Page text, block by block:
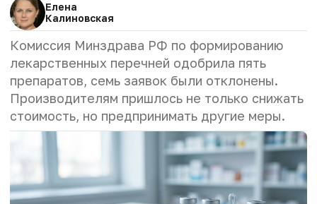
Елена
Калиновская
Комиссия Минздрава РФ по формированию
лекарственных перечней одобрила пять
препаратов, семь заявок были отклонены.
Производителям пришлось не только снижать
стоимость, но предпринимать другие меры.